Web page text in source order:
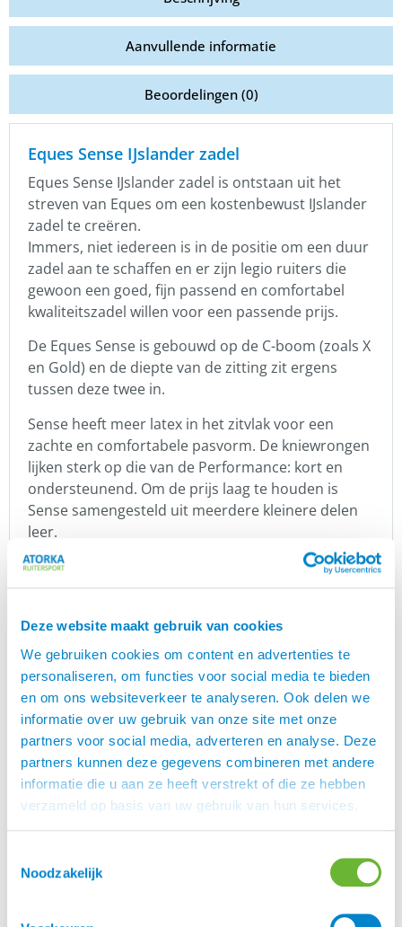
Deze website maakt gebruik van cookies
We gebruiken cookies om content en advertenties te
personaliseren, om functies voor social media te bieden
en om ons websiteverkeer te analyseren. Ook delen we
informatie over uw gebruik van onze site met onze
partners voor social media, adverteren en analyse. Deze
partners kunnen deze gegevens combineren met andere
informatie die u aan ze heeft verstrekt of die ze hebben
verzameld op basis van uw gebruik van hun services.
Noodzakelijk
Aanvullende informatie
Beoordelingen (0)
Eques Sense IJslander zadel
Eques Sense IJslander zadel is ontstaan uit het
streven van Eques om een kostenbewust IJslander
zadel te creëren.
Immers, niet iedereen is in de positie om een duur
zadel aan te schaffen en er zijn legio ruiters die
gewoon een goed, fijn passend en comfortabel
kwaliteitszadel willen voor een passende prijs.
De Eques Sense is gebouwd op de C-boom (zoals X
en Gold) en de diepte van de zitting zit ergens
tussen deze twee in.
Sense heeft meer latex in het zitvlak voor een
zachte en comfortabele pasvorm. De kniewrongen
lijken sterk op die van de Performance: kort en
ondersteunend. Om de prijs laag te houden is
Sense samengesteld uit meerdere kleinere delen
leer.
Sense wordt standaard geleverd met D-ringen en
is vooral bedoeld voor ruiters die de voorkeur
dancontactop met onze zadelpasser Hans van
Dijk
Eques
Equesis een prachtig Deens merk, speciaal voor
IJslanders.
Rasmus Møller Jensen is begonnen met zadels,
Eques heeft prachtige kwaliteit zadels, een mooie
lijn hoofdstellen en een geweldige kledingcollectie.